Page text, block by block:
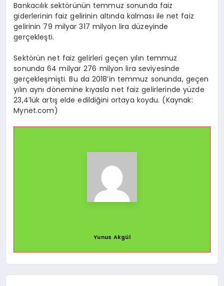
Bankacılık sektörünün temmuz sonunda faiz
giderlerinin faiz gelirinin altında kalması ile net faiz
gelirinin 79 milyar 317 milyon lira düzeyinde
gerçekleşti.
Sektörün net faiz gelirleri geçen yılın temmuz
sonunda 64 milyar 276 milyon lira seviyesinde
gerçekleşmişti. Bu da 2018’in temmuz sonunda, geçen
yılın aynı dönemine kıyasla net faiz gelirlerinde yüzde
23,4’lük artış elde edildiğini ortaya koydu. (Kaynak:
Mynet.com)
Yunus Akgül